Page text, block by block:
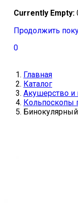
Currently Empty:
Продолжить
0
Главная
Каталог
Акушерство и
Кольпоскопы